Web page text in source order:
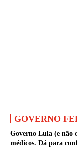
GOVERNO
Governo Lula (e não
médicos. Dá para